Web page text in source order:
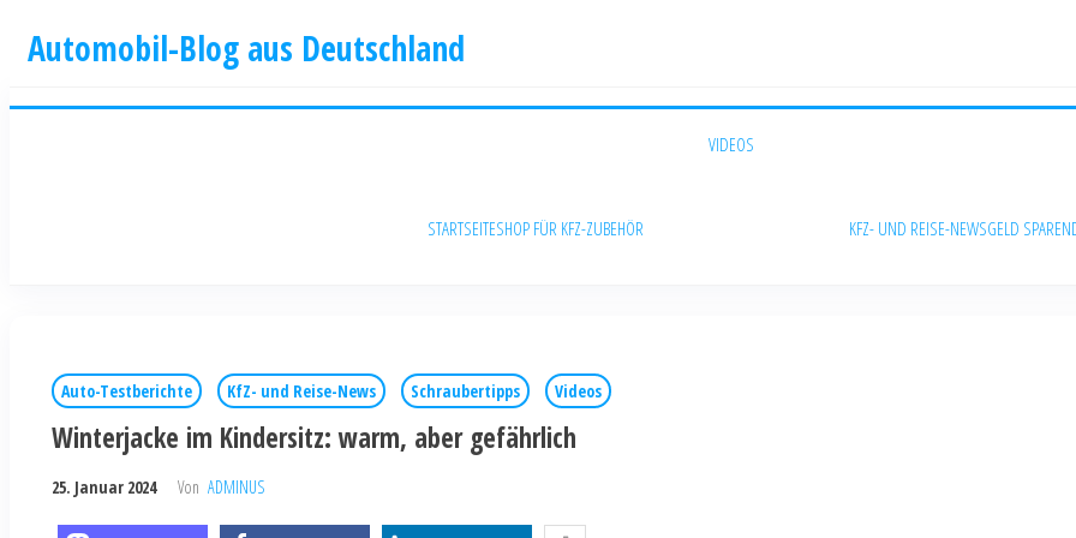
Automobil-Blog aus Deutschland
STARTSEITESHOP FÜR KFZ-ZUBEHÖR
VIDEOS
KFZ- UND REISE-NEWSGELD SPAREN
Auto-Testberichte KfZ- und Reise-News Schraubertipps Videos
Winterjacke im Kindersitz: warm, aber gefährlich
25. Januar 2024 Von ADMINUS